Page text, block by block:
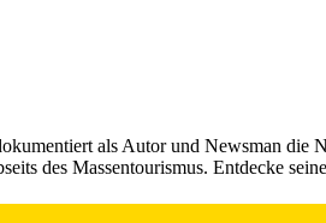
als Autor und Newsman
des Massentourismus. Entdecke